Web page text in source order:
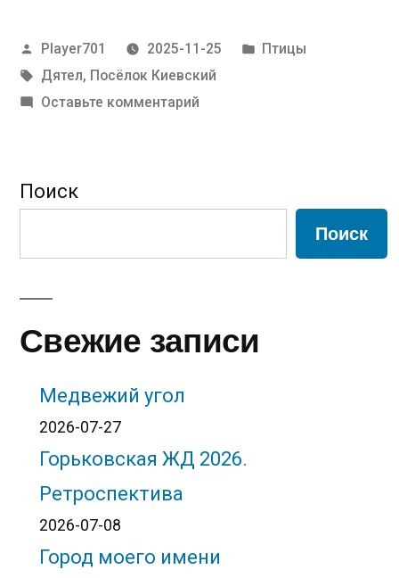
Написано
автором
Player701 2025-11-25
Написано
Птицы
Метки:
Дятел, Посёлок Киевский
Оставьте комментарийк
Поиск
Поиск
Свежие записи
Медвежий угол
2026-07-27
Горьковская ЖД 2026.
Ретроспектива
2026-07-08
Город моего имени